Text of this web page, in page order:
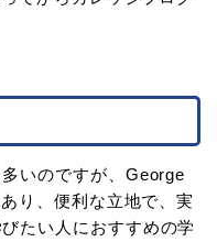
いのですが、George
り、便利な立地で、実
たい人におすすめの学